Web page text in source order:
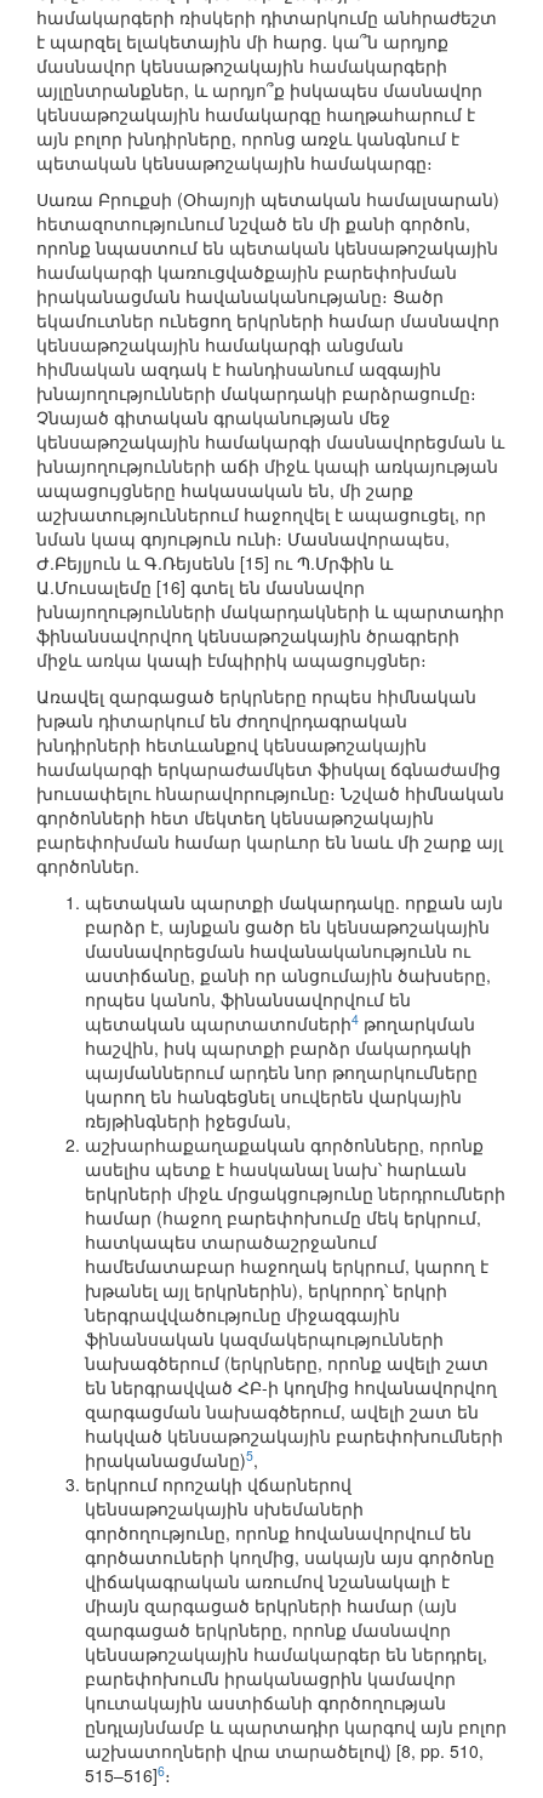
համակարգերի ռիսկերի դիտարկումը անհրաժեշտ
է պարզել ելակետային մի հարց. կա՞ն արդյոք
մասնավոր կենսաթոշակային համակարգերի
այլընտրանքներ, և արդյո՞ք իսկապես մասնավոր
կենսաթոշակային համակարգը հաղթահարում է
այն բոլոր խնդիրները, որոնց առջև կանգնում է
պետական կենսաթոշակային համակարգը։
Սառա Բրուքսի (Օհայոյի պետական համալսարան)
հետազոտությունում նշված են մի քանի գործոն,
որոնք նպաստում են պետական կենսաթոշակային
համակարգի կառուցվածքային բարեփոխման
իրականացման հավանականությանը։ Ցածր
եկամուտներ ունեցող երկրների համար մասնավոր
կենսաթոշակային համակարգի անցման
հիմնական ազդակ է հանդիսանում ազգային
խնայողությունների մակարդակի բարձրացումը։
Չնայած գիտական գրականության մեջ
կենսաթոշակային համակարգի մասնավորեցման և
խնայողությունների աճի միջև կապի առկայության
ապացույցները հակասական են, մի շարք
աշխատություններում հաջողվել է ապացուցել, որ
նման կապ գոյություն ունի։ Մասնավորապես,
Ժ.Բեյլյուն և Գ.Ռեյսենն [15] ու Պ.Մրֆին և
Ա.Մուսալեմը [16] գտել են մասնավոր
խնայողությունների մակարդակների և պարտադիր
ֆինանսավորվող կենսաթոշակային ծրագրերի
միջև առկա կապի էմպիրիկ ապացույցներ։
Առավել զարգացած երկրները որպես հիմնական
խթան դիտարկում են ժողովրդագրական
խնդիրների հետևանքով կենսաթոշակային
համակարգի երկարաժամկետ ֆիսկալ ճգնաժամից
խուսափելու հնարավորությունը։ Նշված հիմնական
գործոնների հետ մեկտեղ կենսաթոշակային
բարեփոխման համար կարևոր են նաև մի շարք այլ
գործոններ.
պետական պարտքի մակարդակը. որքան այն
բարձր է, այնքան ցածր են կենսաթոշակային
մասնավորեցման հավանականությունն ու
աստիճանը, քանի որ անցումային ծախսերը,
որպես կանոն, ֆինանսավորվում են
պետական պարտատոմսերի4 թողարկման
հաշվին, իսկ պարտքի բարձր մակարդակի
պայմաններում արդեն նոր թողարկումները
կարող են հանգեցնել սուվերեն վարկային
ռեյթինգների իջեցման,
աշխարհաքաղաքական գործոնները, որոնք
ասելիս պետք է հասկանալ նախ՝ հարևան
երկրների միջև մրցակցությունը ներդրումների
համար (հաջող բարեփոխումը մեկ երկրում,
հատկապես տարածաշրջանում
համեմատաբար հաջողակ երկրում, կարող է
խթանել այլ երկրներին), երկրորդ՝ երկրի
ներգրավվածությունը միջազգային
ֆինանսական կազմակերպությունների
նախագծերում (երկրները, որոնք ավելի շատ
են ներգրավված ՀԲ-ի կողմից հովանավորվող
զարգացման նախագծերում, ավելի շատ են
հակված կենսաթոշակային բարեփոխումների
իրականացմանը)5,
երկրում որոշակի վճարներով
կենսաթոշակային սխեմաների
գործողությունը, որոնք հովանավորվում են
գործատուների կողմից, սակայն այս գործոնը
վիճակագրական առումով նշանակալի է
միայն զարգացած երկրների համար (այն
զարգացած երկրները, որոնք մասնավոր
կենսաթոշակային համակարգեր են ներդրել,
բարեփոխումն իրականացրին կամավոր
կուտակային աստիճանի գործողության
ընդլայնմամբ և պարտադիր կարգով այն բոլոր
աշխատողների վրա տարածելով) [8, pp. 510,
515–516]6։